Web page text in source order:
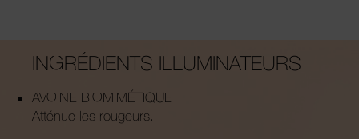
INGRÉDIENTS ILLUMINATEURS
AVOINE BIOMIMÉTIQUE
Atténue les rougeurs.